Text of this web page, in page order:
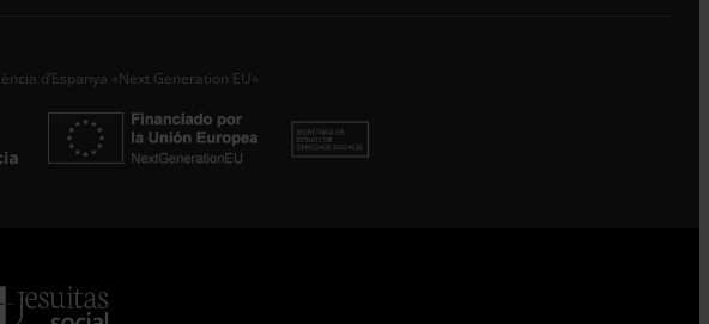
Correu electrònic *
d’Espanya «Next Generation EU»